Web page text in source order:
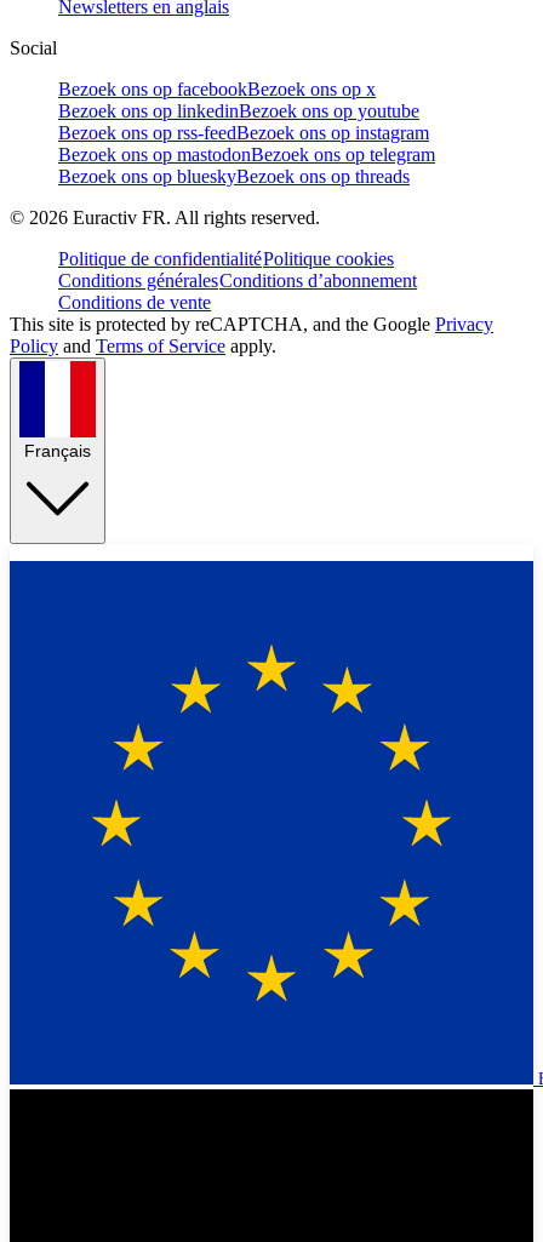
Newsletters en anglais
Social
Bezoek ons op facebookBezoek ons op x
Bezoek ons op linkedinBezoek ons op youtube
Bezoek ons op rss-feedBezoek ons op instagram
Bezoek ons op mastodonBezoek ons op telegram
Bezoek ons op blueskyBezoek ons op threads
© 2026 Euractiv FR. All rights reserved.
Politique de confidentialitéPolitique cookies
Conditions généralesConditions d’abonnement
Conditions de vente
This site is protected by reCAPTCHA, and the Google Privacy
Policy and Terms of Service apply.
Français